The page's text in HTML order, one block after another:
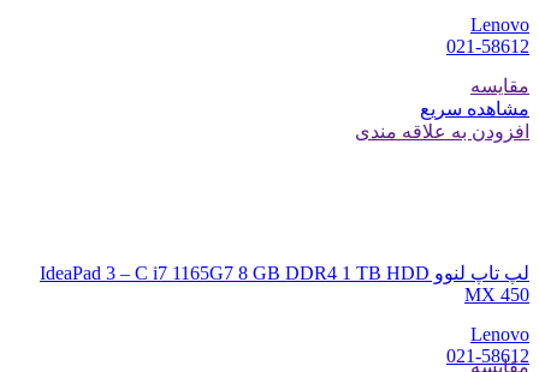
Lenovo
021-58612
مقایسه
مشاهده سریع
افزودن به علاقه مندی
لپ تاپ لنوو IdeaPad 3 – C i7 1165G7 8 GB DDR4 1 TB HDD
MX 450
Lenovo
021-58612
مقایسه